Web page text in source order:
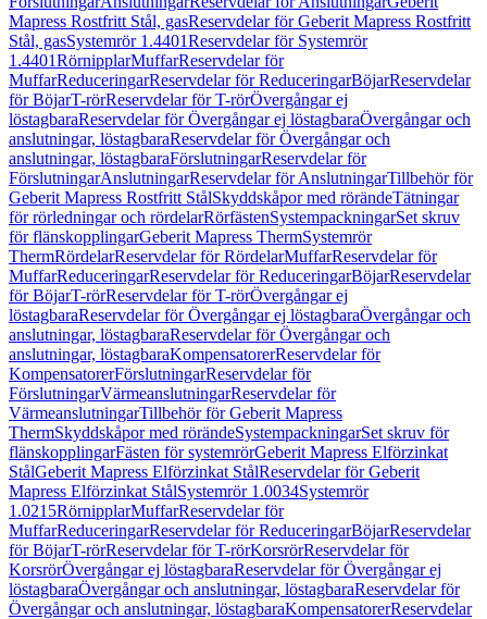
Mapress Rostfritt Stål, gasReservdelar för Geberit Mapress Rostfritt
Stål, gasSystemrör 1.4401Reservdelar för Systemrör
1.4401RörnipplarMuffarReservdelar för
MuffarReduceringarReservdelar för ReduceringarBöjarReservdelar
för BöjarT-rörReservdelar för T-rörÖvergångar ej
löstagbaraReservdelar för Övergångar ej löstagbaraÖvergångar och
anslutningar, löstagbaraReservdelar för Övergångar och
anslutningar, löstagbaraFörslutningarReservdelar för
FörslutningarAnslutningarReservdelar för AnslutningarTillbehör för
Geberit Mapress Rostfritt StålSkyddskåpor med rörändeTätningar
för rörledningar och rördelarRörfästenSystempackningarSet skruv
för flänskopplingarGeberit Mapress ThermSystemrör
ThermRördelarReservdelar för RördelarMuffarReservdelar för
MuffarReduceringarReservdelar för ReduceringarBöjarReservdelar
för BöjarT-rörReservdelar för T-rörÖvergångar ej
löstagbaraReservdelar för Övergångar ej löstagbaraÖvergångar och
anslutningar, löstagbaraReservdelar för Övergångar och
anslutningar, löstagbaraKompensatorerReservdelar för
KompensatorerFörslutningarReservdelar för
FörslutningarVärmeanslutningarReservdelar för
VärmeanslutningarTillbehör för Geberit Mapress
ThermSkyddskåpor med rörändeSystempackningarSet skruv för
flänskopplingarFästen för systemrörGeberit Mapress Elförzinkat
StålGeberit Mapress Elförzinkat StålReservdelar för Geberit
Mapress Elförzinkat StålSystemrör 1.0034Systemrör
1.0215RörnipplarMuffarReservdelar för
MuffarReduceringarReservdelar för ReduceringarBöjarReservdelar
för BöjarT-rörReservdelar för T-rörKorsrörReservdelar för
KorsrörÖvergångar ej löstagbaraReservdelar för Övergångar ej
löstagbaraÖvergångar och anslutningar, löstagbaraReservdelar för
Övergångar och anslutningar, löstagbaraKompensatorerReservdelar